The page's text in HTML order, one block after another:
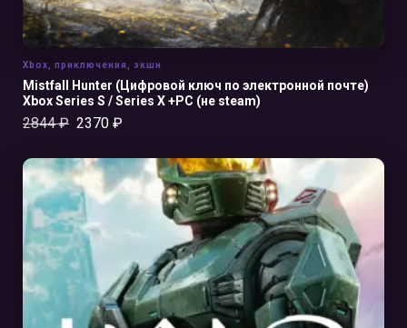
Mistfall Hunter (Цифровой ключ по электронной почте)
Xbox Series S / Series X +PC (не steam)
2844₽ 2370 ₽
Xbox, приключения, экшн